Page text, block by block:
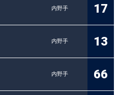
内野手
17
内野手
13
内野手
66